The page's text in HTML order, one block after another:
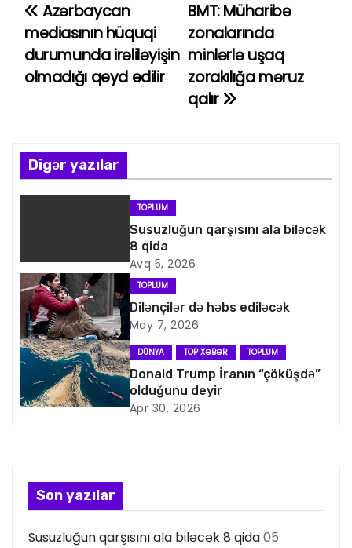
Y
a
z
n
a
q
a
s
i
y
s
ı
BMT: Müharibə
zonalarında
minlərlə uşaq
zorakılığa məruz
qalır
Azərbaycan
mediasının hüquqi
durumunda irəliləyişin
olmadığı qeyd edilir
Digər yazılar
TOPLUM
Susuzluğun qarşısını ala biləcək
8 qida
Avq 5, 2026
TOPLUM
Dilənçilər də həbs ediləcək
May 7, 2026
DÜNYA TOP XƏBƏR TOPLUM
Donald Trump İranın “çöküşdə”
olduğunu deyir
Apr 30, 2026
Son yazılar
Susuzluğun qarşısını ala biləcək 8 qida05